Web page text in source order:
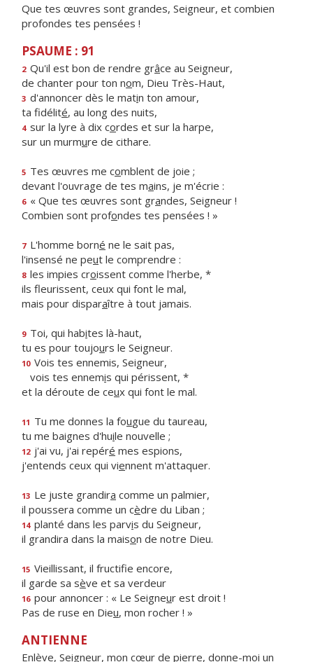
Que tes œuvres sont grandes, Seigneur, et combien
profondes tes pensées !
PSAUME : 91
2 Qu'il est bon de rendre grâce au Seigneur,
de chanter pour ton nom, Dieu Très-Haut,
3 d'annoncer dès le matin ton amour,
ta fidélité, au long des nuits,
4 sur la lyre à dix cordes et sur la harpe,
sur un murmure de cithare.
5 Tes œuvres me comblent de joie ;
devant l'ouvrage de tes mains, je m'écrie :
6 « Que tes œuvres sont grandes, Seigneur !
Combien sont profondes tes pensées ! »
7 L'homme borné ne le sait pas,
l'insensé ne peut le comprendre :
8 les impies croissent comme l'herbe, *
ils fleurissent, ceux qui font le mal,
mais pour disparaître à tout jamais.
9 Toi, qui habites là-haut,
tu es pour toujours le Seigneur.
10 Vois tes ennemis, Seigneur,
vois tes ennemis qui périssent, *
et la déroute de ceux qui font le mal.
11 Tu me donnes la fougue du taureau,
tu me baignes d'huile nouvelle ;
12 j'ai vu, j'ai repéré mes espions,
j'entends ceux qui viennent m'attaquer.
13 Le juste grandira comme un palmier,
il poussera comme un cèdre du Liban ;
14 planté dans les parvis du Seigneur,
il grandira dans la maison de notre Dieu.
15 Vieillissant, il fructife encore,
il garde sa sève et sa verdeur
16 pour annoncer : « Le Seigneur est droit !
Pas de ruse en Dieu, mon rocher ! »
ANTIENNE
Enlève, Seigneur, mon cœur de pierre, donne-moi un